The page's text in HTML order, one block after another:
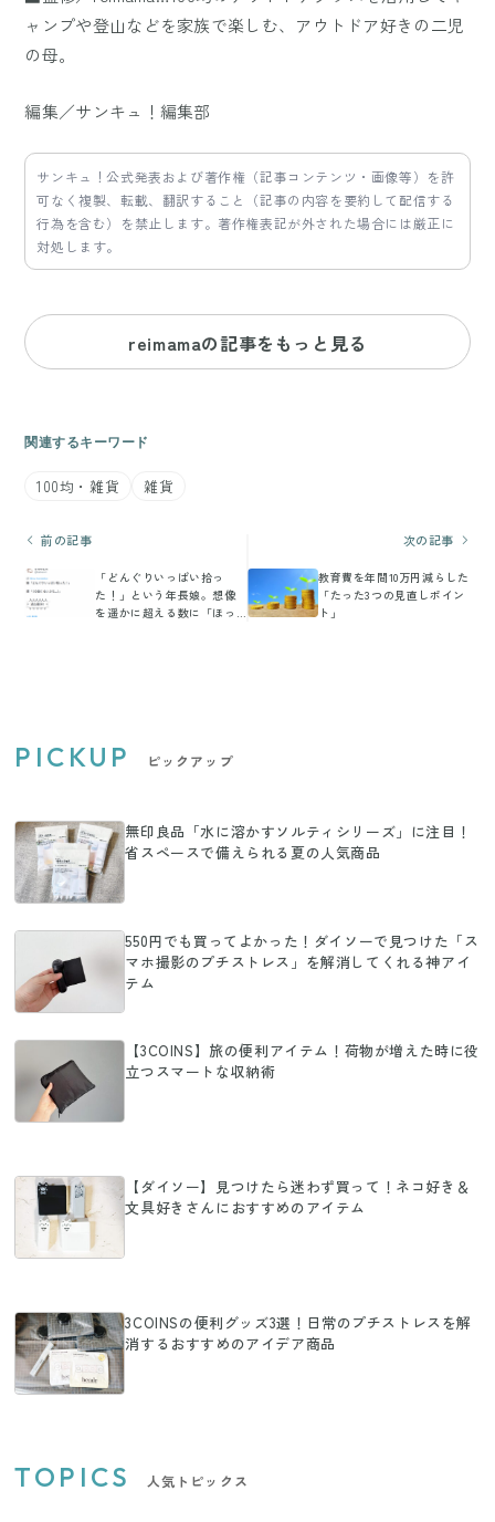
ャンプや登山などを家族で楽しむ、アウトドア好きの二児
の母。
編集／サンキュ！編集部
サンキュ！公式発表および著作権（記事コンテンツ・画像等）を許
可なく複製、転載、翻訳すること（記事の内容を要約して配信する
行為を含む）を禁止します。著作権表記が外された場合には厳正に
対処します。
reimamaの記事をもっと見る
関連するキーワード
100均・雑貨 雑貨
前の記事
「どんぐりいっぱい拾っ
た！」という年長娘。想像
を遥かに超える数に「ほっ
次の記事
教育費を年間10万円減らした
「たった3つの見直しポイン
ト」
PICKUP ピックアップ
無印良品「水に溶かすソルティシリーズ」に注目！
省スペースで備えられる夏の人気商品
550円でも買ってよかった！ダイソーで見つけた「ス
マホ撮影のプチストレス」を解消してくれる神アイ
テム
【3COINS】旅の便利アイテム！荷物が増えた時に役
立つスマートな収納術
【ダイソー】見つけたら迷わず買って！ネコ好き＆
文具好きさんにおすすめのアイテム
3COINSの便利グッズ3選！日常のプチストレスを解
消するおすすめのアイデア商品
TOPICS 人気トピックス